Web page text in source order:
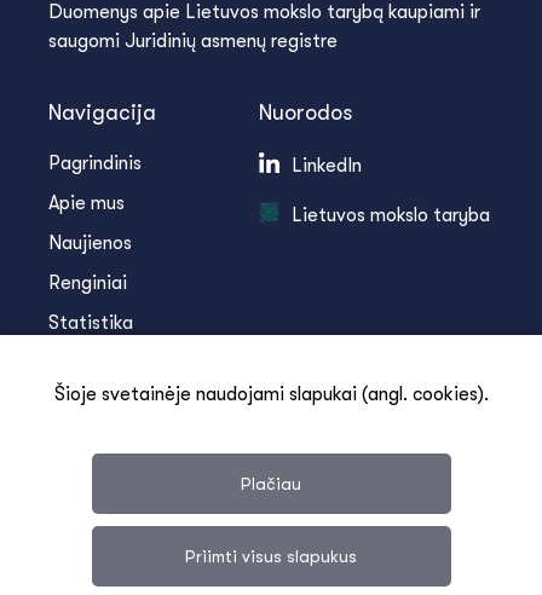
Duomenys apie Lietuvos mokslo tarybą kaupiami ir
saugomi Juridinių asmenų registre
Navigacija
Pagrindinis
Apie mus
Naujienos
Renginiai
Statistika
Kontaktai
Nuorodos
LinkedIn
Lietuvos mokslo taryba
Šioje svetainėje naudojami slapukai (angl. cookies).
Plačiau
Priimti visus slapukus